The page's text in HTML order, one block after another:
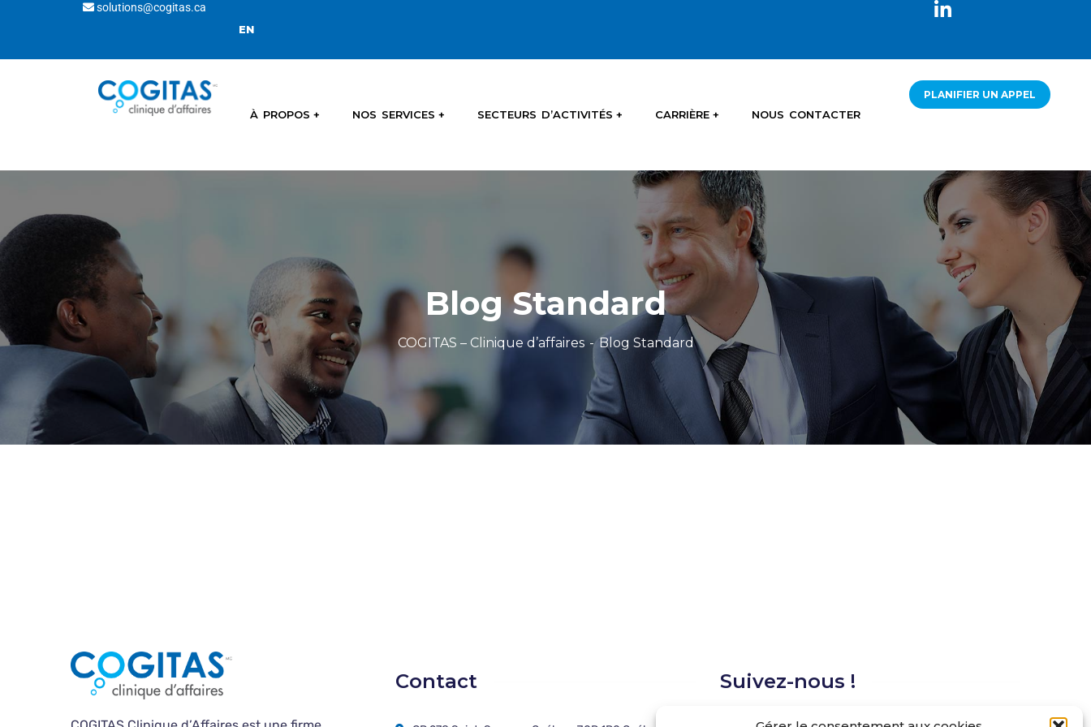
solutions@cogitas.ca
EN
À PROPOS NOS SERVICES SECTEURS D’ACTIVITÉS CARRIÈRE NOUS CONTACTER
PLANIFIER UN APPEL
Blog Standard
COGITAS – Clinique d’affaires Blog Standard
Contact Suivez-nous !